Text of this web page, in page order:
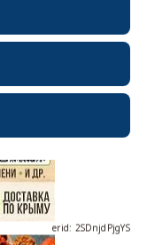
erid: 2SDnjcrDNw6